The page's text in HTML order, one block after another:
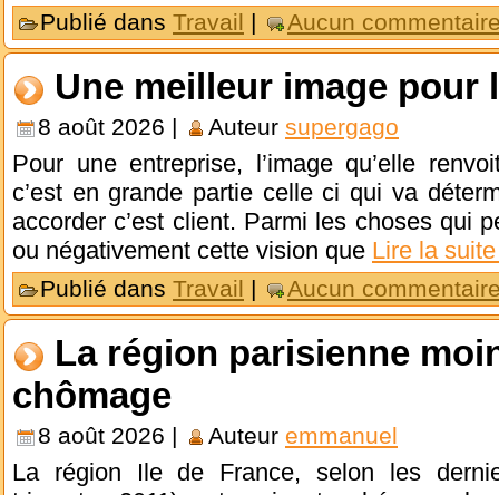
Publié dans Travail | Aucun
Une meilleur image pour
8 août 2026 | Auteur supergago
Pour une entreprise, l’image qu’elle
c’est en grande partie celle ci qui va
accorder c’est client. Parmi les choses qui
ou négativement cette vision que Lire la
Publié dans Travail | Aucun
La région parisienne
chômage
8 août 2026 | Auteur emmanuel
La région Ile de France, selon les